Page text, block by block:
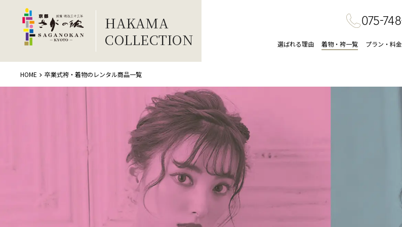
HAKAMA
COLLECTION
選ばれる理由 着物・袴一覧 プラン・料金
HOME 卒業式袴・着物のレンタル商品一覧